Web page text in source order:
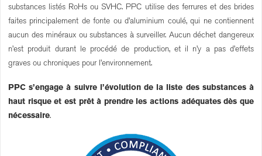
substances listés RoHs ou SVHC. PPC utilise des ferrures et des brides
faites principalement de fonte ou d’aluminium coulé, qui ne contiennent
aucun des minéraux ou substances à surveiller. Aucun déchet dangereux
n’est produit durant le procédé de production, et il n’y a pas d’effets
graves ou chroniques pour l’environnement.
PPC s’engage à suivre l’évolution de la liste des substances à
haut risque et est prêt à prendre les actions adéquates dès que
nécessaire.